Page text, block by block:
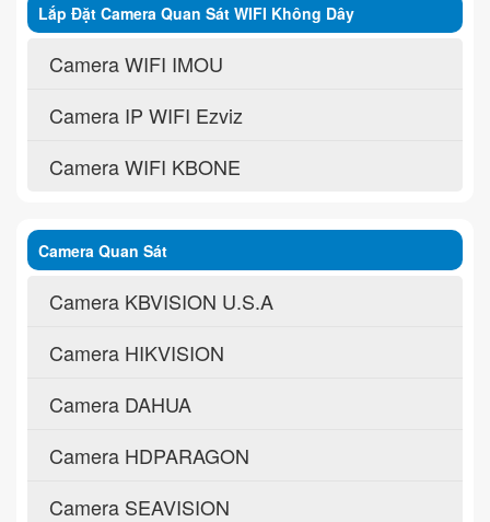
Lắp Đặt Camera Quan Sát WIFI Không Dây
Camera WIFI IMOU
Camera IP WIFI Ezviz
Camera WIFI KBONE
Camera Quan Sát
Camera KBVISION U.S.A
Camera HIKVISION
Camera DAHUA
Camera HDPARAGON
Camera SEAVISION